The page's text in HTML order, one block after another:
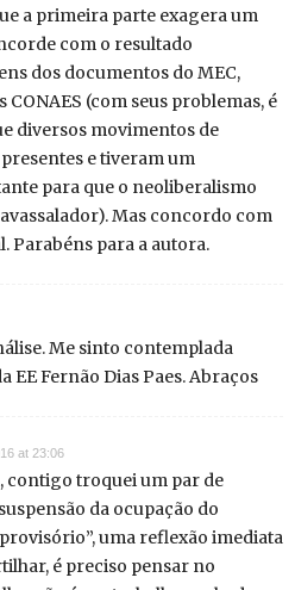
a primeira parte exagera um
com o resultado
dos documentos do MEC,
CONAES (com seus problemas, é
diversos movimentos de
e tiveram um
para que o neoliberalismo
Mas concordo com
Parabéns para a autora.
Me sinto contemplada
EE Fernão Dias Paes. Abraços
at 23:06
contigo troquei um par de
da ocupação do
uma reflexão imediata
é preciso pensar no